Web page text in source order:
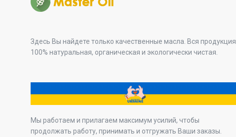
Здесь Вы найдете только качественные масла. Вся продукция
100% натуральная, органическая и экологически чистая.
Мы работаем и прилагаем максимум усилий, чтобы
продолжать работу, принимать и отгружать Ваши заказы.